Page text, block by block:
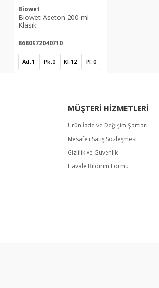
Biowet
Biowet Aseton 200 ml
Klasik
8680972040710
Ad 1 Pk 0 Kl 12 Pl 0
MÜŞTERİ HİZMETLERİ
Ürün İade ve Değişim Şartları
Mesafeli Satış Sözleşmesi
Gizlilik ve Güvenlik
Havale Bildirim Formu